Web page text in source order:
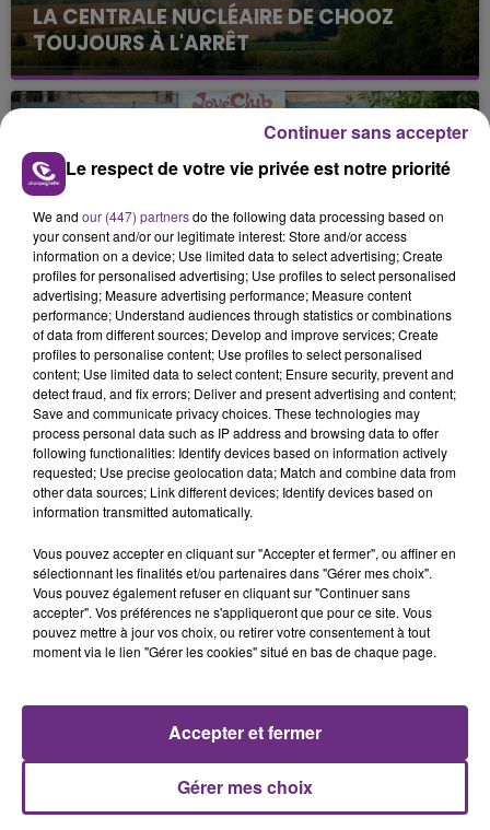
LA CENTRALE NUCLÉAIRE DE CHOOZ
TOUJOURS À L'ARRÊT
Cela fait déjà une semaine que la centrale
nucléaire ardennaise est à l'arrêt. Une situation
justifiée par la sécheresse intense qui est toujours
présente.
LE MAGASIN JOUÉCLUB DE REIMS FERME
SES PORTES
C'était l'une des institutions du centre-ville
rémois. Le magasin JouéClub est contraint de
fermer ses portes.
TITRES DIFFUSÉS
18h20
18h20
OFENBACH & STARSAILOR
Four To The Floor
18h18
18h18
OLIVIA DEAN
So Easy (to Fall In Love)
Le respect de votre vie privée est notre priorité
We and our (447) partnersdo the following data processing based on
your consent and/or our legitimate interest: Store and/or access
information on a device; Use limited data to select advertising; Create
profiles for personalised advertising; Use profiles to select personalised
advertising; Measure advertising performance; Measure content
performance; Understand audiences through statistics or combinations
of data from different sources; Develop and improve services; Create
profiles to personalise content; Use profiles to select personalised
content; Use limited data to select content; Ensure security, prevent and
detect fraud, and fix errors; Deliver and present advertising and content;
Save and communicate privacy choices. These technologies may
process personal data such as IP address and browsing data to offer
following functionalities: Identify devices based on information actively
requested; Use precise geolocation data; Match and combine data from
other data sources; Link different devices; Identify devices based on
information transmitted automatically.
Vous pouvez accepter en cliquant sur "Accepter et fermer", ou affiner en
sélectionnant les finalités et/ou partenaires dans "Gérer mes choix".
Vous pouvez également refuser en cliquant sur "Continuer sans
accepter". Vos préférences ne s'appliqueront que pour ce site. Vous
pouvez mettre à jour vos choix, ou retirer votre consentement à tout
moment via le lien "Gérer les cookies" situé en bas de chaque page.
Gérer mes choix
Accepter et fermer
Continuer sans accepter